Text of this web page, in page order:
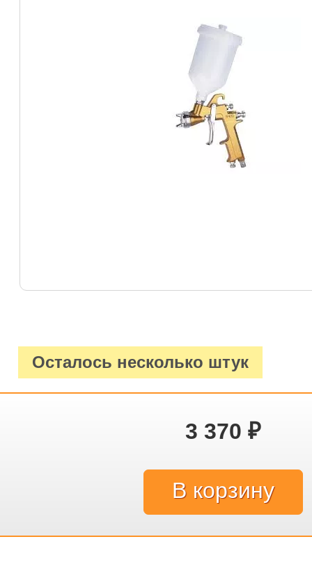
Осталось несколько штук
3 370 ₽